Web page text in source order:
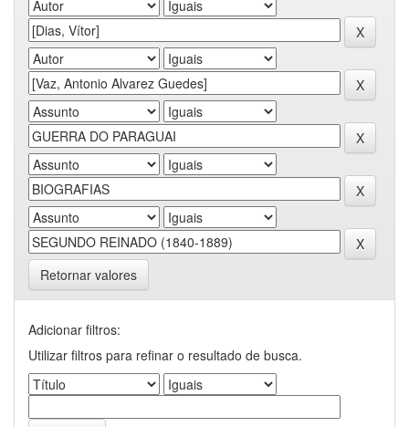
Retornar valores
Adicionar filtros:
Utilizar filtros para refinar o resultado de busca.